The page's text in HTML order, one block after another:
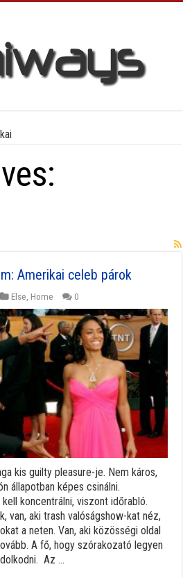
Amerikai celeb párok
Else Home 0
kis guilty pleasure-je. Nem káros,
állapotban képes csinálni.
koncentrálni, viszont időrabló.
van, aki trash valóságshow-kat néz,
a neten. Van, aki közösségi oldal
A fő, hogy szórakozató legyen
Az ...